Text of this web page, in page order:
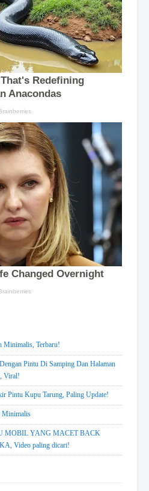
Minimalis, Terbaru!
Pintu Di Samping Dan Halaman
Viral!
Pintu Kupu Tarung, Paling Update!
Minimalis
MOBIL YANG MACET BACK
Video paling dicari!